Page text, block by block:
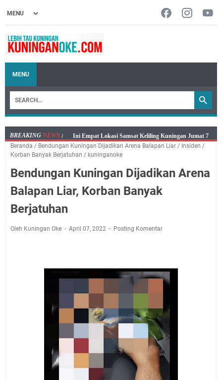
MENU
BREAKING NEWS :
Jumat 7 Agustus 2026 Mobil SIM Keliling Ada di
Kecamatan Sindangagung
Dicabut Dari Hidupmu, Kamu Akan Tetap Berjalan
Kelaparan Meskipun Memiliki Sekarung Penuh Uang
Salat Lima Waktu itu Bukan Cuma Kewajiban, Tapi
Polres Kuningan dan PAM Tirta Kamuning Salurakan
Dokumen SPMI
Sudahkah Kita Merdeka Dari Hawa Nafsu?
Info Sembako di Pasar Kepuh Kuningan Kamis 6
Agustus 2026, Daging Naik, Telur Turun
Agenda Kegiatan Bupati Kuningan Jumat 7 Agustus
2026 Ada Tiga, Tapi yang Bakal Dihadiri Hanya Satu
Beranda / Bendungan Kuningan Dijadikan Arena Balapan Liar / Insiden /
Korban Banyak Berjatuhan / kuninganoke
Bendungan Kuningan Dijadikan Arena
Balapan Liar, Korban Banyak
Berjatuhan
Oleh Kuningan Oke April 07, 2022 Posting Komentar